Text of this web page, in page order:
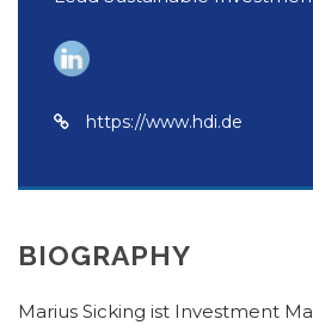
https://www.hdi.de
BIOGRAPHY
Marius Sicking ist Investment